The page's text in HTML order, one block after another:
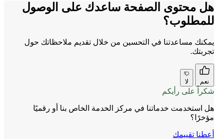
هل محتوى الصفحة ساعدك على الوصول
للمطلوب؟
يمكنك مساعدتنا في التحسين من خلال تقديم ملاحظاتك حول
تجربتك.
نعم لا
شكراً على رأيكم
هل استخدمت خدماتنا في مركز الخدمة الخاص بنا أو رقميًا
مؤخرًا؟
أعطنا تقييمك